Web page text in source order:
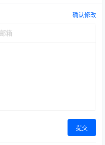
确认修改
提交